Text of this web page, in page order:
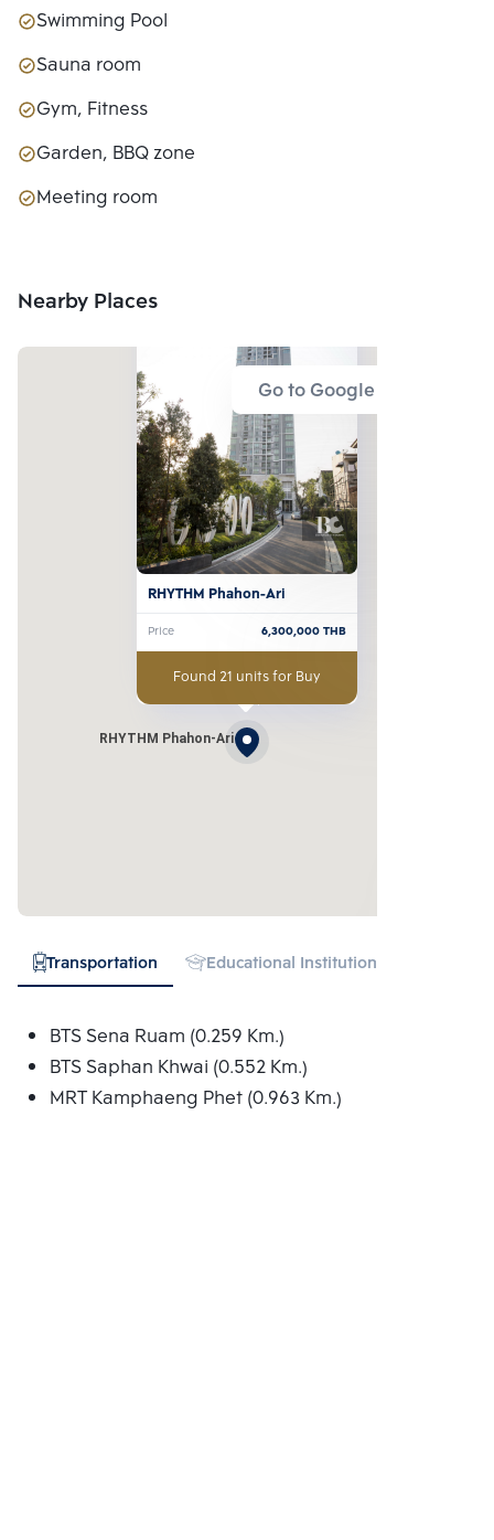
Swimming Pool
Sauna room
Gym, Fitness
Garden, BBQ zone
Meeting room
Nearby Places
Go to Google Map
RHYTHM Phahon-Ari
RHYTHM Phahon-Ari
Price 6,300,000THB
Found 21 units for Buy
Transportation Educational Institution
BTS Sena Ruam (0.259 Km.)
BTS Saphan Khwai (0.552 Km.)
MRT Kamphaeng Phet (0.963 Km.)